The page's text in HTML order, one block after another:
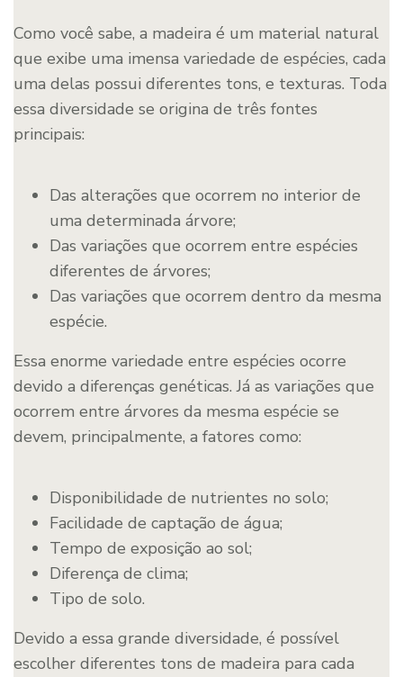
Como você sabe, a madeira é um material natural
que exibe uma imensa variedade de espécies, cada
uma delas possui diferentes tons, e texturas. Toda
essa diversidade se origina de três fontes
principais:
Das alterações que ocorrem no interior de
uma determinada árvore;
Das variações que ocorrem entre espécies
diferentes de árvores;
Das variações que ocorrem dentro da mesma
espécie.
Essa enorme variedade entre espécies ocorre
devido a diferenças genéticas. Já as variações que
ocorrem entre árvores da mesma espécie se
devem, principalmente, a fatores como:
Disponibilidade de nutrientes no solo;
Facilidade de captação de água;
Tempo de exposição ao sol;
Diferença de clima;
Tipo de solo.
Devido a essa grande diversidade, é possível
escolher diferentes tons de madeira para cada